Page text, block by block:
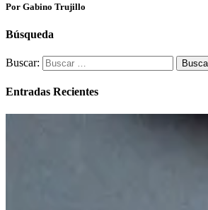
Por Gabino Trujillo
Búsqueda
Buscar:
Entradas Recientes